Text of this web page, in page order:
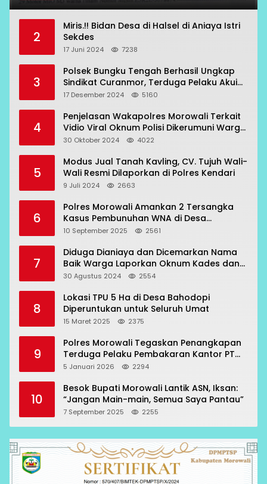
2
Miris.!! Bidan Desa di Halsel di Aniaya Istri
Sekdes
17 Juni 2024 7238
3
Polsek Bungku Tengah Berhasil Ungkap
Sindikat Curanmor, Terduga Pelaku Akui
Beraksi di 7 Lokasi
17 Desember 2024 5160
4
Penjelasan Wakapolres Morowali Terkait
Vidio Viral Oknum Polisi Dikerumuni Warga
Bahodopi
30 Oktober 2024 4022
5
Modus Jual Tanah Kavling, CV. Tujuh Wali-
Wali Resmi Dilaporkan di Polres Kendari
9 Juli 2024 2663
6
Polres Morowali Amankan 2 Tersangka
Kasus Pembunuhan WNA di Desa
Topogaro
10 September 2025 2561
7
Diduga Dianiaya dan Dicemarkan Nama
Baik Warga Laporkan Oknum Kades dan
Oknum Polisi
30 Agustus 2024 2554
8
Lokasi TPU 5 Ha di Desa Bahodopi
Diperuntukan untuk Seluruh Umat
15 Maret 2025 2375
9
Polres Morowali Tegaskan Penangkapan
Terduga Pelaku Pembakaran Kantor PT
RCP Sesuai Prosedur
5 Januari 2026 2294
10
Besok Bupati Morowali Lantik ASN, Iksan:
“Jangan Main-main, Semua Saya Pantau”
7 September 2025 2255